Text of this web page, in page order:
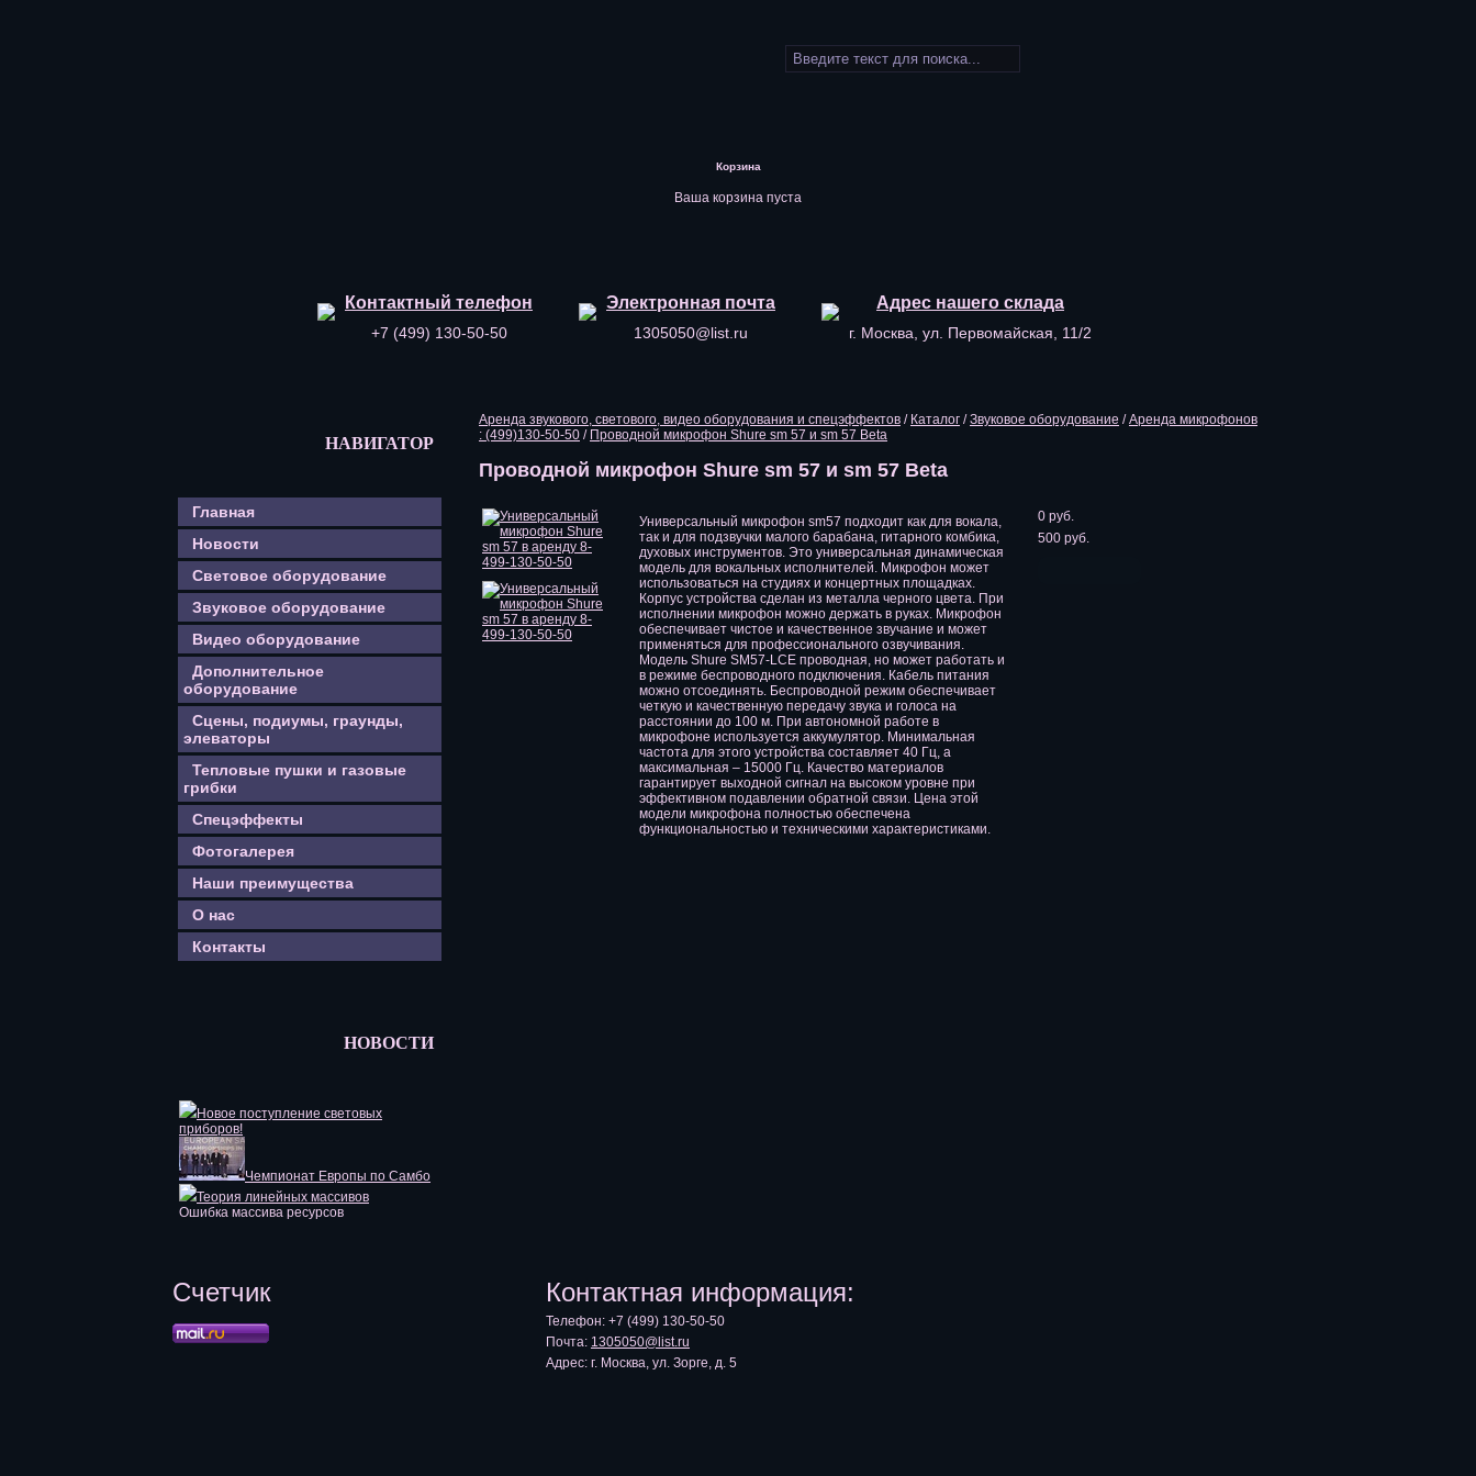
Корзина
Ваша корзина пуста
Контактный телефон
+7 (499) 130-50-50
Электронная почта
1305050@list.ru
Адрес нашего склада
г. Москва, ул. Первомайская, 11/2
НАВИГАТОР
Главная
Новости
Световое оборудование
Звуковое оборудование
Видео оборудование
Дополнительное
оборудование
Сцены, подиумы, граунды,
элеваторы
Тепловые пушки и газовые
грибки
Спецэффекты
Фотогалерея
Наши преимущества
О нас
Контакты
НОВОСТИ
Новое поступление световых
приборов!
Чемпионат Европы по Самбо
Теория линейных массивов
Ошибка массива ресурсов
Аренда звукового, светового, видео оборудования и спецэффектов / Каталог /Звуковое оборудование /Аренда микрофонов
: (499)130-50-50 / Проводной микрофон Shure sm 57 и sm 57 Beta
Проводной микрофон Shure sm 57 и sm 57 Beta
Универсальный микрофон sm57 подходит как для вокала,
так и для подзвучки малого барабана, гитарного комбика,
духовых инструментов. Это универсальная динамическая
модель для вокальных исполнителей. Микрофон может
использоваться на студиях и концертных площадках.
Корпус устройства сделан из металла черного цвета. При
исполнении микрофон можно держать в руках. Микрофон
обеспечивает чистое и качественное звучание и может
применяться для профессионального озвучивания.
Модель Shure SM57-LCE проводная, но может работать и
в режиме беспроводного подключения. Кабель питания
можно отсоединять. Беспроводной режим обеспечивает
четкую и качественную передачу звука и голоса на
расстоянии до 100 м. При автономной работе в
микрофоне используется аккумулятор. Минимальная
частота для этого устройства составляет 40 Гц, а
максимальная – 15000 Гц. Качество материалов
гарантирует выходной сигнал на высоком уровне при
эффективном подавлении обратной связи. Цена этой
модели микрофона полностью обеспечена
функциональностью и техническими характеристиками.
0 руб.
500 руб.
Счетчик Контактная информация:
Телефон: +7 (499) 130-50-50
Почта: 1305050@list.ru
Адрес: г. Москва, ул. Зорге, д. 5